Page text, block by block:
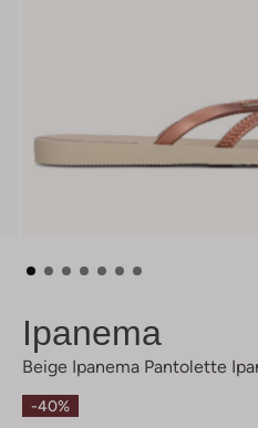
Ipanema
Beige Ipanema Pantolette
-40%